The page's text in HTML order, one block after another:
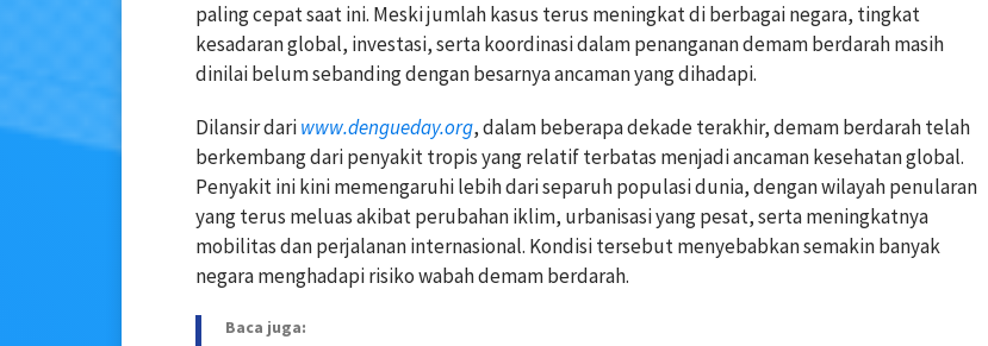
paling cepat saat ini. Meski jumlah kasus terus meningkat di berbagai negara, tingkat
kesadaran global, investasi, serta koordinasi dalam penanganan demam berdarah masih
dinilai belum sebanding dengan besarnya ancaman yang dihadapi.
Dilansir dariwww.dengueday.org, dalam beberapa dekade terakhir, demam berdarah telah
berkembang dari penyakit tropis yang relatif terbatas menjadi ancaman kesehatan global.
Penyakit ini kini memengaruhi lebih dari separuh populasi dunia, dengan wilayah penularan
yang terus meluas akibat perubahan iklim, urbanisasi yang pesat, serta meningkatnya
mobilitas dan perjalanan internasional. Kondisi tersebut menyebabkan semakin banyak
negara menghadapi risiko wabah demam berdarah.
Baca juga: